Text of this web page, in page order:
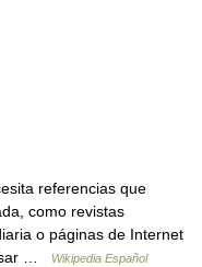
referencias que
como revistas
o páginas de Internet
…
Wikipedia Español